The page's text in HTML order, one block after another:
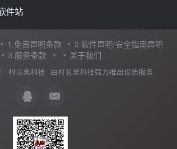
件站
1.免责声明条款
2.软件声明/安全指南声明
3.服务条款 关于我们
· 村长黑科技 · 由村长黑科技强力推出优质服务.